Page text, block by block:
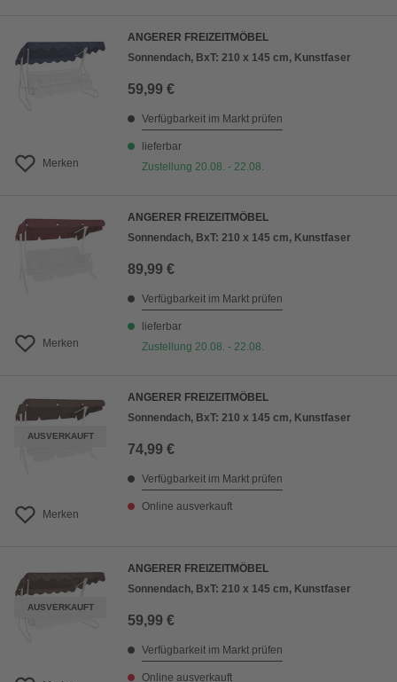
Merken
ANGERER FREIZEITMÖBEL
Sonnendach, BxT: 210 x 145 cm, Kunstfaser
59,99 €
Verfügbarkeit im Markt prüfen
lieferbar
Zustellung 20.08. - 22.08.
Merken
ANGERER FREIZEITMÖBEL
Sonnendach, BxT: 210 x 145 cm, Kunstfaser
89,99 €
Verfügbarkeit im Markt prüfen
lieferbar
Zustellung 20.08. - 22.08.
AUSVERKAUFT
Merken
ANGERER FREIZEITMÖBEL
Sonnendach, BxT: 210 x 145 cm, Kunstfaser
74,99 €
Verfügbarkeit im Markt prüfen
Online ausverkauft
AUSVERKAUFT
ANGERER FREIZEITMÖBEL
Sonnendach, BxT: 210 x 145 cm, Kunstfaser
59,99 €
Verfügbarkeit im Markt prüfen
Online ausverkauft